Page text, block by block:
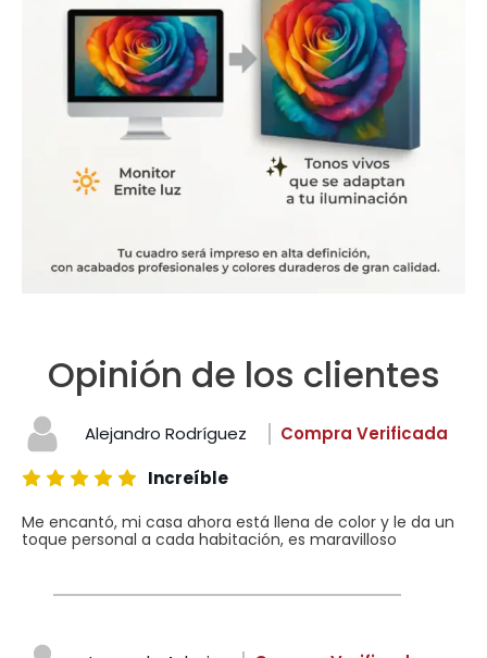
Opinión de los clientes
Alejandro Rodríguez
Compra Verificada
Increíble
Me encantó, mi casa ahora está llena de color y le da un
toque personal a cada habitación, es maravilloso